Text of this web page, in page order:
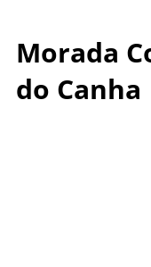
Morada
do Canha